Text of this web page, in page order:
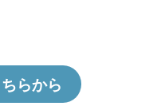
らから